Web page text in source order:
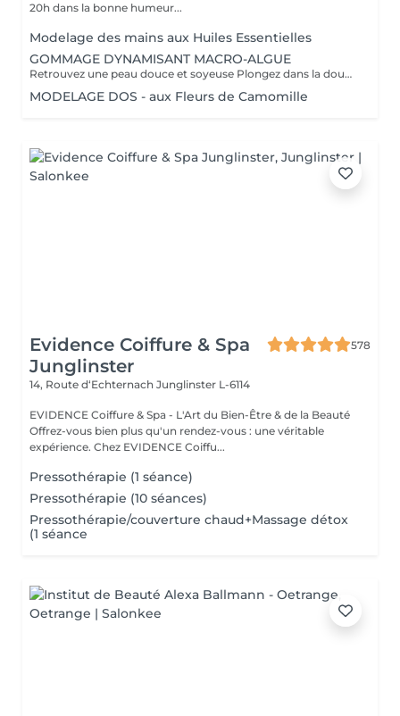
20h dans la bonne humeur...
Modelage des mains aux Huiles Essentielles
GOMMAGE DYNAMISANT MACRO-ALGUE
Retrouvez une peau douce et soyeuse Plongez dans la douceur tropicale dIndonésie à travers les notes épicées des huiles essentielles de Girofle et de Muscade. Ce gommage aux effluves chauds et naturels vous transporte tout en exfoliant délicatement votre peau : elle est douce, lumineuse et satinée.
MODELAGE DOS - aux Fleurs de Camomille
Evidence Coiffure & Spa
Junglinster
578
14, Route d‘Echternach Junglinster L-6114
EVIDENCE Coiffure & Spa - L'Art du Bien-Être & de la Beauté
Offrez-vous bien plus qu'un rendez-vous : une véritable
expérience. Chez EVIDENCE Coiffu...
Pressothérapie (1 séance)
Pressothérapie (10 séances)
Pressothérapie/couverture chaud+Massage détox
(1 séance